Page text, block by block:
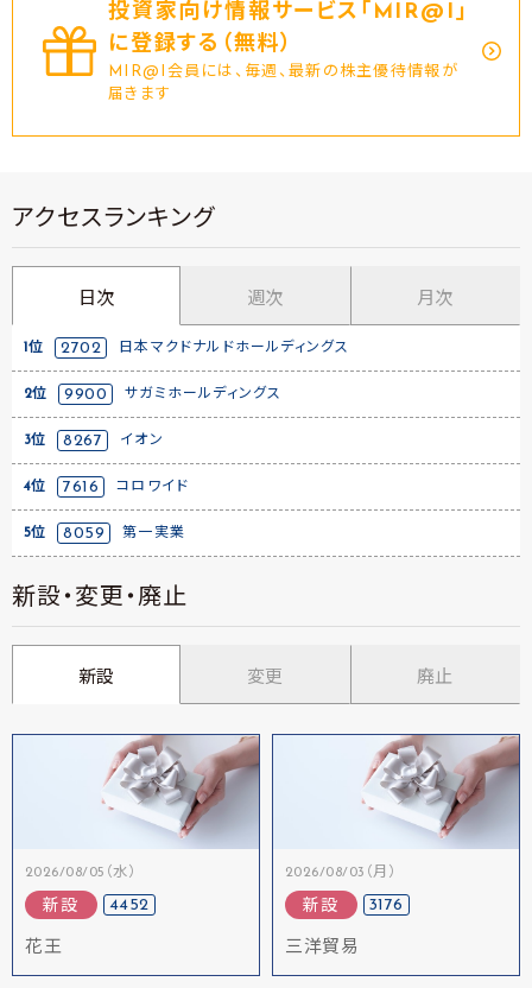
投資家向け情報サービス｢MIR@I｣
に登録する（無料）
MIR@I会員には、毎週、最新の株主優待情報が
届きます
アクセスランキング
日次 週次 月次
1位 2702 日本マクドナルドホールディングス
2位 9900 サガミホールディングス
3位 8267 イオン
4位 7616 コロワイド
5位 8059 第一実業
新設・変更・廃止
新設 変更 廃止
2026/08/05（水）
新設 4452
花王
2026/08/03（月）
新設 3176
三洋貿易